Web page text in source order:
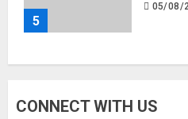
5
05/08/
CONNECT WITH US